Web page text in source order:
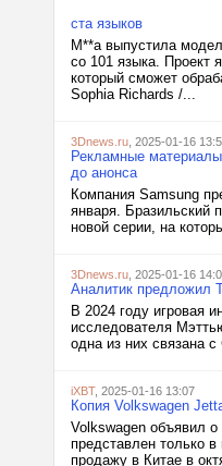
ста языков
M**a выпустила
со 101 языка. Проект
который сможет
Sophia Richards /...
3Dnews.ru , 2025-01-16
Рекламные
до анонса
Компания Samsung
января. Бразильский
новой серии, на
3Dnews.ru , 2025-01-16
Аналитик предложил
В 2024 году игровая
исследователя
одна из них связана
iXBT, 2025-01-16 13:07
Копия Volkswagen
Volkswagen объявил
представлен только
продажу в Китае в